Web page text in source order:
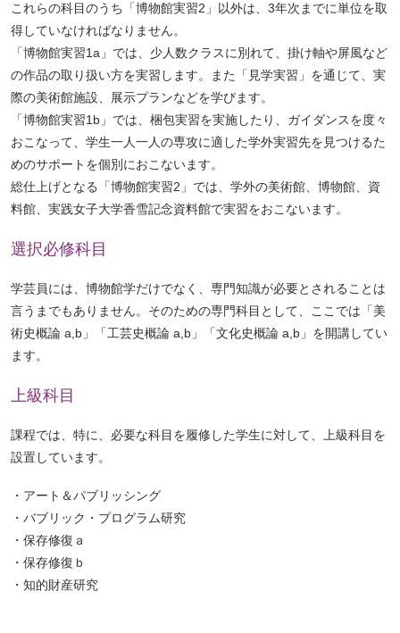
これらの科目のうち「博物館実習2」以外は、3年次までに単位を取
得していなければなりません。
「博物館実習1a」では、少人数クラスに別れて、掛け軸や屏風など
の作品の取り扱い方を実習します。また「見学実習」を通じて、実
際の美術館施設、展示プランなどを学びます。
「博物館実習1b」では、梱包実習を実施したり、ガイダンスを度々
おこなって、学生一人一人の専攻に適した学外実習先を見つけるた
めのサポートを個別におこないます。
総仕上げとなる「博物館実習2」では、学外の美術館、博物館、資
料館、実践女子大学香雪記念資料館で実習をおこないます。
選択必修科目
学芸員には、博物館学だけでなく、専門知識が必要とされることは
言うまでもありません。そのための専門科目として、ここでは「美
術史概論 a,b」「工芸史概論 a,b」「文化史概論 a,b」を開講してい
ます。
上級科目
課程では、特に、必要な科目を履修した学生に対して、上級科目を
設置しています。
・アート＆パブリッシング
・バブリック・プログラム研究
・保存修復ａ
・保存修復ｂ
・知的財産研究
ー